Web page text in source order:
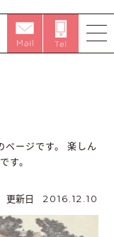
ージです。
楽しん
す。
更新日 2016.12.10